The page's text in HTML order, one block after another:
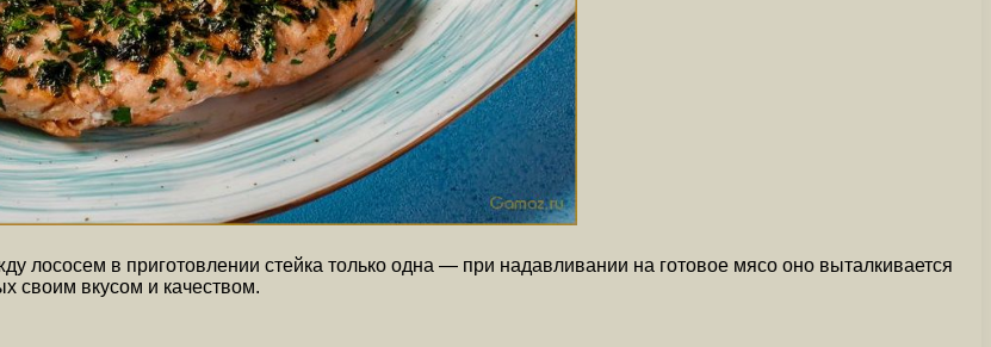
лососем в приготовлении стейка только одна — при надавливании на готовое мясо оно выталкивается
своим вкусом и качеством.